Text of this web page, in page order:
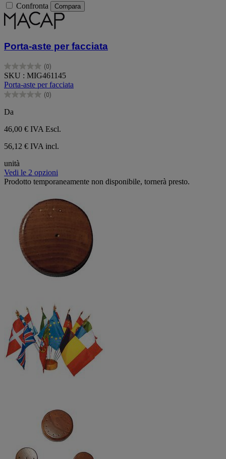
Confronta Compara
Porta-aste per facciata
(0)
0.0
su
5
stelle.
SKU : MIG461145
Porta-aste per facciata
(0)
0.0
su
5
stelle.
Da
46,00 € IVA Escl.
56,12 € IVA incl.
unità
Vedi le 2 opzioni
Prodotto temporaneamente non disponibile, tornerà presto.